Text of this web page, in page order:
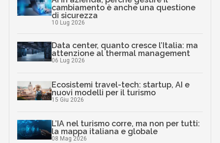
cambiamento è anche una questione
di sicurezza
10 Lug 2026
Data center, quanto cresce l’Italia: ma
attenzione al thermal management
06 Lug 2026
Ecosistemi travel-tech: startup, AI e
nuovi modelli per il turismo
15 Giu 2026
L’IA nel turismo corre, ma non per tutti:
la mappa italiana e globale
08 Mag 2026